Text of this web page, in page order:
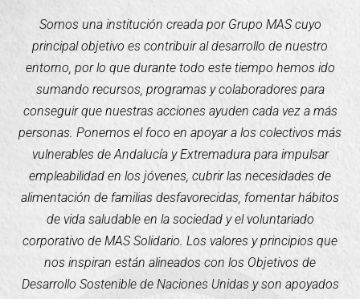
Somos una institución creada por Grupo MAS cuyo
principal objetivo es contribuir al desarrollo de nuestro
entorno, por lo que durante todo este tiempo hemos ido
sumando recursos, programas y colaboradores para
conseguir que nuestras acciones ayuden cada vez a más
personas. Ponemos el foco en apoyar a los colectivos más
vulnerables de Andalucía y Extremadura para impulsar
empleabilidad en los jóvenes, cubrir las necesidades de
alimentación de familias desfavorecidas, fomentar hábitos
de vida saludable en la sociedad y el voluntariado
corporativo de MAS Solidario. Los valores y principios que
nos inspiran están alineados con los Objetivos de
Desarrollo Sostenible de Naciones Unidas y son apoyados